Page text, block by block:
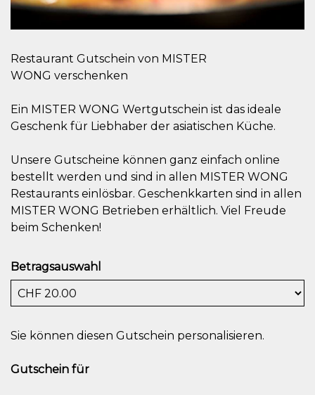
Restaurant Gutschein von MISTER
WONG verschenken
Ein MISTER WONG Wertgutschein ist das ideale
Geschenk für Liebhaber der asiatischen Küche.
Unsere Gutscheine können ganz einfach online
bestellt werden und sind in allen MISTER WONG
Restaurants einlösbar. Geschenkkarten sind in allen
MISTER WONG Betrieben erhältlich. Viel Freude
beim Schenken!
Betragsauswahl
Sie können diesen Gutschein personalisieren.
Gutschein für